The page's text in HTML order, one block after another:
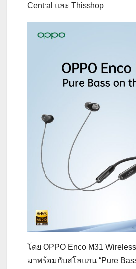
Central และ Thisshop
โดย OPPO Enco M31
มาพร้อมกับสโลแกน “Pure